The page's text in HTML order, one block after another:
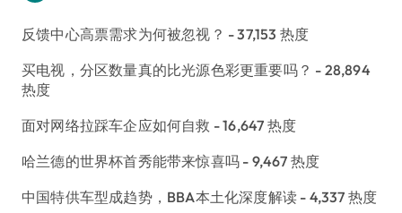
反馈中心高票需求为何被忽视？ - 37,153 热度
买电视，分区数量真的比光源色彩更重要吗？ - 28,894
热度
面对网络拉踩车企应如何自救 - 16,647 热度
哈兰德的世界杯首秀能带来惊喜吗 - 9,467 热度
中国特供车型成趋势，BBA本土化深度解读 - 4,337 热度